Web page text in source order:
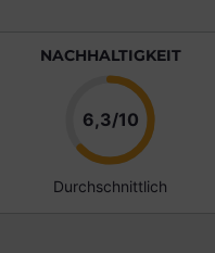
NACHHALTIGKEIT
6,3/10Punkte
Durchschnittlich